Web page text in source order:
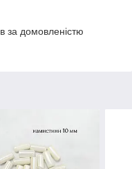
за домовленістю